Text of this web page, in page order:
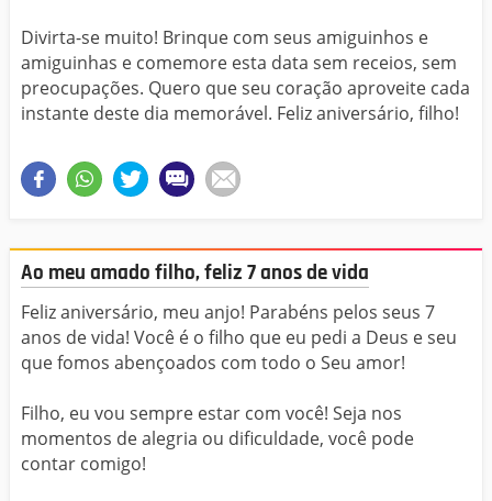
Divirta-se muito! Brinque com seus amiguinhos e
amiguinhas e comemore esta data sem receios, sem
preocupações. Quero que seu coração aproveite cada
instante deste dia memorável. Feliz aniversário, filho!
Ao meu amado filho, feliz 7 anos de vida
Feliz aniversário, meu anjo! Parabéns pelos seus 7
anos de vida! Você é o filho que eu pedi a Deus e seu
que fomos abençoados com todo o Seu amor!
Filho, eu vou sempre estar com você! Seja nos
momentos de alegria ou dificuldade, você pode
contar comigo!